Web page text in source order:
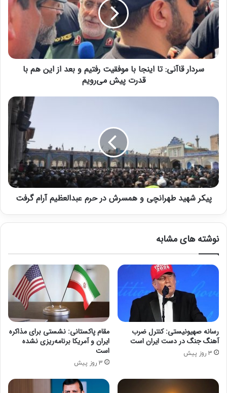
سردار قاآنی: تا اینجا با موفقیت رفتیم و بعد از این هم با
قدرت پیش می‌رویم
پیکر شهید طهرانچی و همسرش در حرم ‌عبدالعظیم آرام گرفت
نوشته های مشابه
رسانه صهیونیستی: کنترل ضرب
آهنگ جنگ در دست ایران است
3 روز پیش
مقام پاکستانی: نشستی برای مذاکره
ایران و آمریکا برنامه‌ریزی نشده
است
3 روز پیش